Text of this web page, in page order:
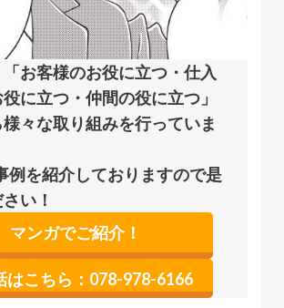
お客様のお役に立つ・仕入
に立つ・仲間の役に立つ」
々な取り組みを行っていま
例を紹介しておりますので是
い！
マンガでご紹介！
はこちら：078-978-6166